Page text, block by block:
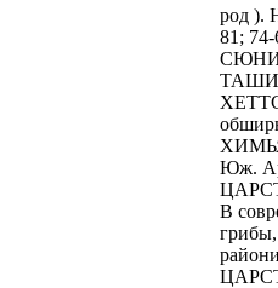
род ).
81;
Юж.
В
грибы,